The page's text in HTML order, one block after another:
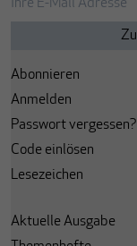
Abonnieren
Anmelden
Passwort vergessen?
Code einlösen
Lesezeichen
Aktuelle Ausgabe